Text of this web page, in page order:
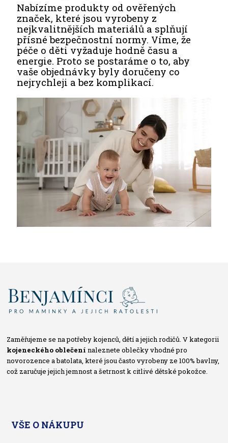
Nabízíme produkty od ověřených
značek, které jsou vyrobeny z
nejkvalitnějších materiálů a splňují
přísné bezpečnostní normy. Víme, že
péče o děti vyžaduje hodně času a
energie. Proto se postaráme o to, aby
vaše objednávky byly doručeny co
nejrychleji a bez komplikací.
Zaměřujeme se na potřeby kojenců, dětí a jejich rodičů. V kategorii
kojeneckého oblečení naleznete oblečky vhodné pro
novorozence a batolata, které jsou často vyrobeny ze 100% bavlny,
což zaručuje jejich jemnost a šetrnost k citlivé dětské pokožce.
VŠE O NÁKUPU